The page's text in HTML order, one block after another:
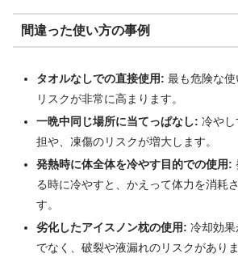
間違った使い方の事例
タオルなしでの直接使用: 最も危険な
リスクが非常に高まります。
一晩中同じ場所に当てっぱなし: 冷やし
担や、凍傷のリスクが増大します。
発熱時に体全体を冷やす目的での使用:
る時に冷やすと、かえって体力を消耗
す。
劣化したアイスノン枕の使用: 冷却効
でなく、破裂や液漏れのリスクがありま